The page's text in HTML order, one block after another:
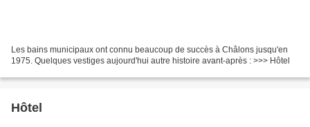
Les bains municipaux ont connu beaucoup de succès à Châlons jusqu'en
1975. Quelques vestiges aujourd'hui autre histoire avant-après : >>> Hôtel
Hôtel